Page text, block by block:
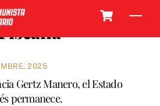
2025
Gertz Manero, el Estado
permanece.